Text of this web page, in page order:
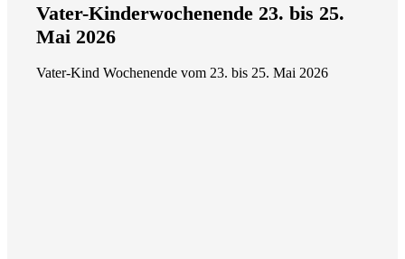
Vater-Kinderwochenende 23. bis 25.
Mai 2026
Vater-Kind Wochenende vom 23. bis 25. Mai 2026